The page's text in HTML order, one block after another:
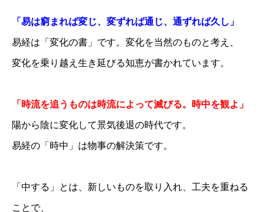
「易は窮まれば変じ、変ずれば通じ、通ずれば久し」
易経は「変化の書」です。変化を当然のものと考え、
変化を乗り越え生き延びる知恵が書かれています。
「時流を追うものは時流によって滅びる。時中を観よ」
陽から陰に変化して景気後退の時代です。
易経の「時中」は物事の解決策です。
「中する」とは、新しいものを取り入れ、工夫を重ねる
ことで、